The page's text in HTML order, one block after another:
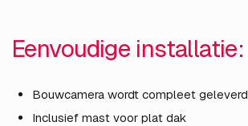
Eenvoudige installatie:
Bouwcamera wordt compleet geleverd
Inclusief mast voor plat dak